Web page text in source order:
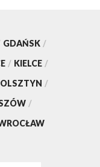
GDAŃSK /
/ KIELCE /
OLSZTYN /
/